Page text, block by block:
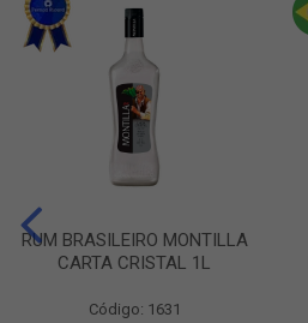
RUM BRASILEIRO MONTILLA
CARTA CRISTAL 1L
Código: 1631